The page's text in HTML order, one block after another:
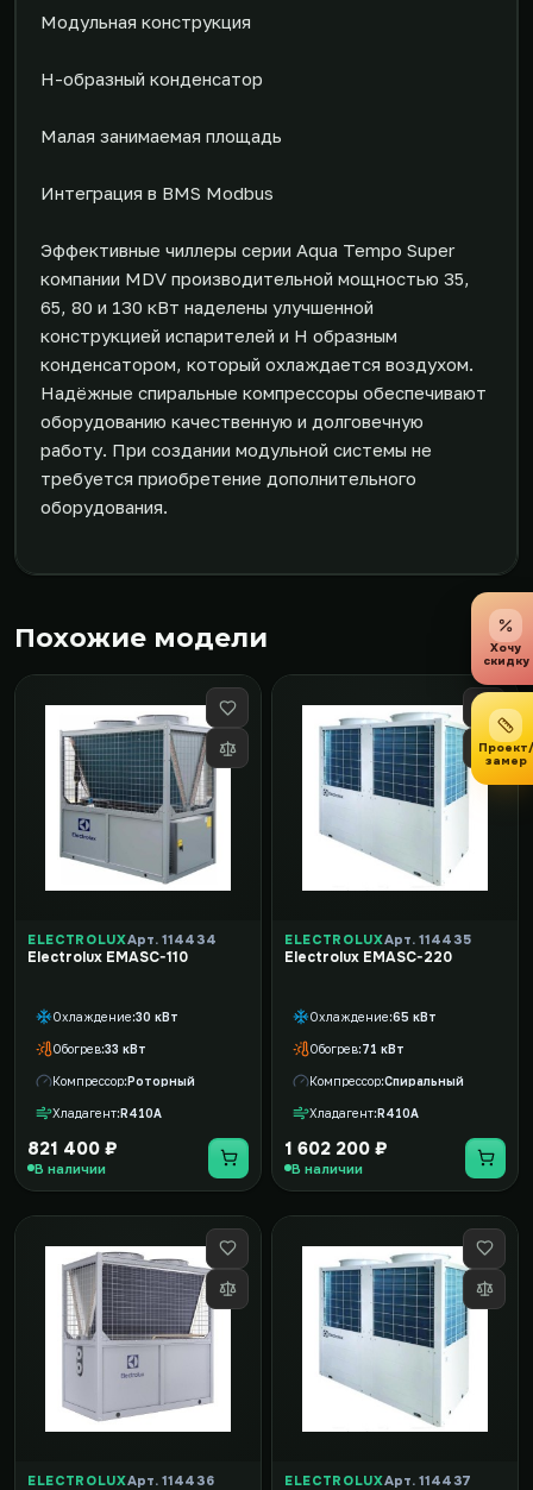
Модульная конструкция
H-образный конденсатор
Малая занимаемая площадь
Интеграция в BMS Modbus
Эффективные чиллеры серии Aqua Tempo Super
компании MDV производительной мощностью 35,
65, 80 и 130 кВт наделены улучшенной
конструкцией испарителей и Н образным
конденсатором, который охлаждается воздухом.
Надёжные спиральные компрессоры обеспечивают
оборудованию качественную и долговечную
работу. При создании модульной системы не
требуется приобретение дополнительного
оборудования.
Похожие модели
ELECTROLUXАрт. 114434
Electrolux EMASC-110
Охлаждение 30 кВт
Обогрев 33 кВт
Компрессор Роторный
Хладагент R410A
821 400 ₽
В наличии
ELECTROLUXАрт. 114435
Electrolux EMASC-220
Охлаждение 65 кВт
Обогрев 71 кВт
Компрессор Спиральный
Хладагент R410A
1 602 200 ₽
В наличии
ELECTROLUXАрт. 114436 ELECTROLUXАрт. 114437
Хочу
скидку
Проект/
замер